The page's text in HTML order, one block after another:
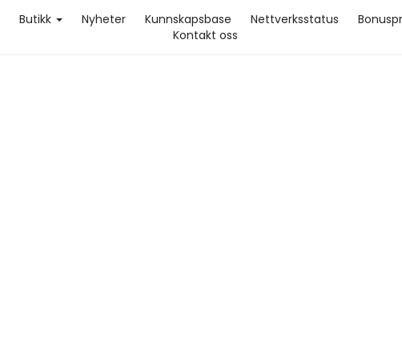
Butikk Nyheter Kunnskapsbase Nettverksstatus
Kontakt oss